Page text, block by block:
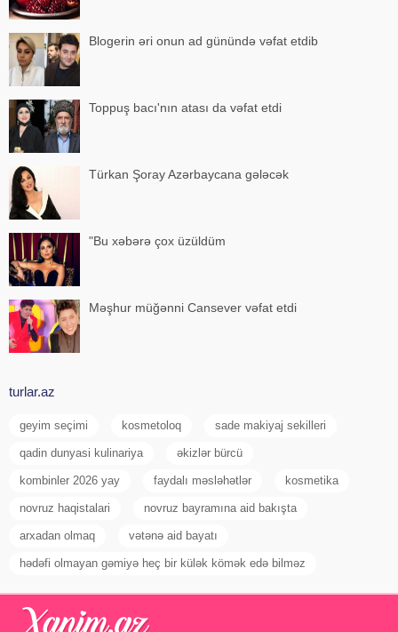
Blogerin əri onun ad günündə vəfat etdib
Toppuş bacı'nın atası da vəfat etdi
Türkan Şoray Azərbaycana gələcək
"Bu xəbərə çox üzüldüm
Məşhur müğənni Cansever vəfat etdi
turlar.az
geyim seçimi kosmetoloq sade makiyaj sekilleri
qadin dunyasi kulinariya əkizlər bürcü
kombinler 2026 yay faydalı məsləhətlər kosmetika
novruz haqistalari novruz bayramına aid bakışta
arxadan olmaq vətənə aid bayatı
hədəfi olmayan gəmiyə heç bir külək kömək edə bilməz